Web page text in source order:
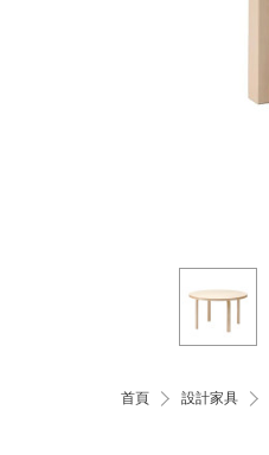
首頁 設計家具